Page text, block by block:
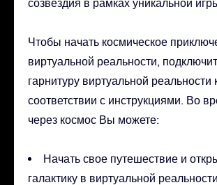
созвездия в рамках уникальной
Чтобы начать космическое
виртуальной реальности,
гарнитуру виртуальной реальности
соответствии с инструкциями. Во
через космос Вы можете:
Начать свое путешествие и
галактику в виртуальной реальности